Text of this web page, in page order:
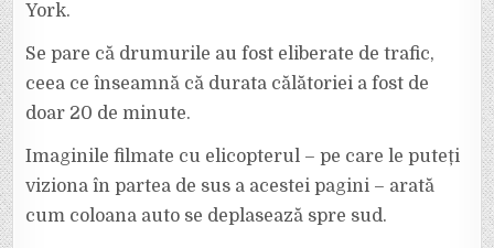
York.
Se pare că drumurile au fost eliberate de trafic,
ceea ce înseamnă că durata călătoriei a fost de
doar 20 de minute.
Imaginile filmate cu elicopterul – pe care le puteți
viziona în partea de sus a acestei pagini – arată
cum coloana auto se deplasează spre sud.